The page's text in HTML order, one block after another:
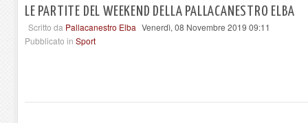
LE PARTITE DEL WEEKEND DELLA PALLACANESTRO ELBA
Scritto da Pallacanestro Elba Venerdì, 08 Novembre 2019 09:11
Pubblicato in Sport